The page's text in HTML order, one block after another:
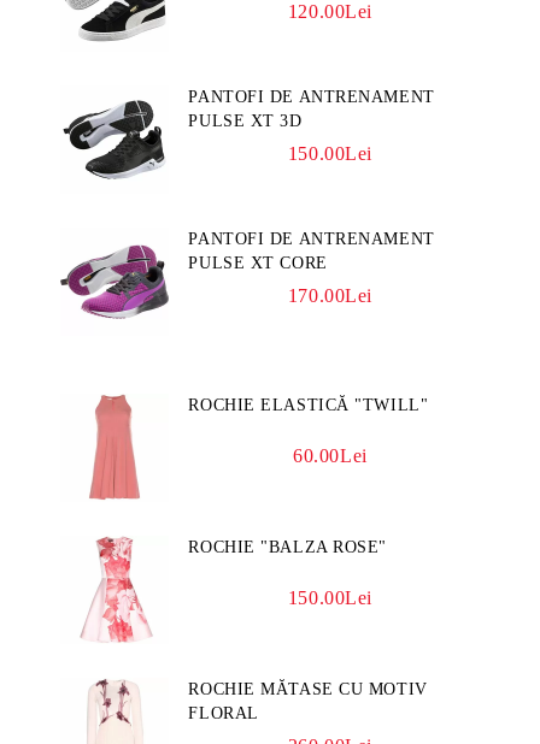
120.00Lei
PANTOFI DE ANTRENAMENT
PULSE XT 3D
150.00Lei
PANTOFI DE ANTRENAMENT
PULSE XT CORE
170.00Lei
ROCHIE ELASTICĂ "TWILL"
60.00Lei
ROCHIE "BALZA ROSE"
150.00Lei
ROCHIE MĂTASE CU MOTIV
FLORAL